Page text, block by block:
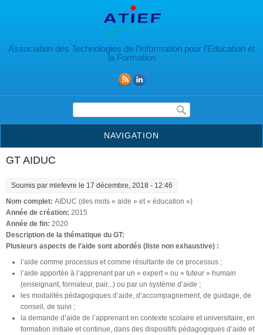
Association des Technologies de l’Information pour l’Education et
la Formation
Formulaire de recherche
NAVIGATION
GT AIDUC
Soumis par mlefevre le 17 décembre, 2018 - 12:46
Nom complet: AIDUC (des mots « aide » et « éducation »)
Année de création: 2015
Année de fin: 2020
Description de la thématique du GT:
Plusieurs aspects de l’aide sont abordés (liste non exhaustive) :
l’aide comme processus et comme résultante de ce processus ;
l’aide apportée à l’apprenant par un « expert » ou « tuteur » humain
(enseignant, formateur, pair...) ou par un système d’aide ;
les modalités pédagogiques d’aide, d’accompagnement, de guidage, de
conseil, de suivi ;
la demande d’aide de l’apprenant en contexte scolaire et universitaire, en
formation initiale et continue, dans des dispositifs pédagogiques d’aide et